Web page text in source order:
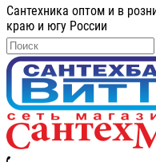
Сантехника оптом и в
краю и югу России